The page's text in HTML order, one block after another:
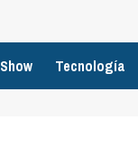
Show Tecnología